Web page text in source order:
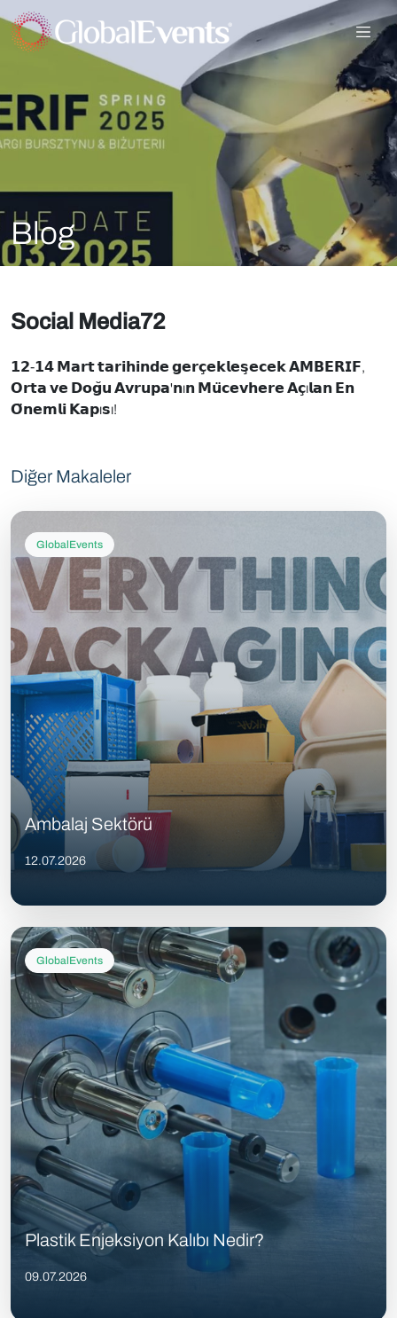
Blog
Social Media72
𝟭𝟮-𝟭𝟰 𝗠𝗮𝗿𝘁 𝘁𝗮𝗿𝗶𝗵𝗶𝗻𝗱𝗲 𝗴𝗲𝗿𝗰̧𝗲𝗸𝗹𝗲𝘀̧𝗲𝗰𝗲𝗸 𝗔𝗠𝗕𝗘𝗥𝗜𝗙,
𝗢𝗿𝘁𝗮 𝘃𝗲 𝗗𝗼𝗴̆𝘂 𝗔𝘃𝗿𝘂𝗽𝗮'𝗻ı𝗻 𝗠𝘂̈𝗰𝗲𝘃𝗵𝗲𝗿𝗲 𝗔𝗰̧ı𝗹𝗮𝗻 𝗘𝗻
𝗢̈𝗻𝗲𝗺𝗹𝗶 𝗞𝗮𝗽ı𝘀ı!
Diğer Makaleler
GlobalEvents
Ambalaj Sektörü
12.07.2026
GlobalEvents
Plastik Enjeksiyon Kalıbı Nedir?
09.07.2026